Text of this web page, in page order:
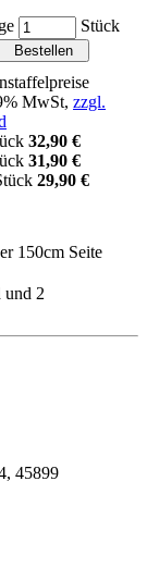
Stück
MwSt, zzgl.
32,90 €
31,90 €
29,90 €
150cm Seite
und 2
45899